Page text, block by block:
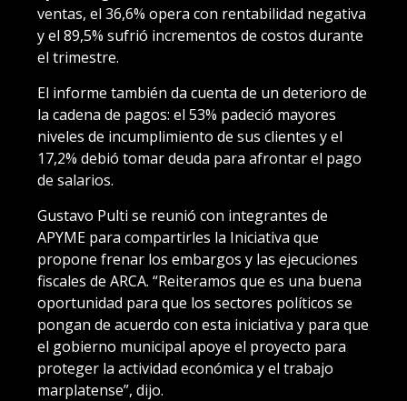
ventas, el 36,6% opera con rentabilidad negativa
y el 89,5% sufrió incrementos de costos durante
el trimestre.
El informe también da cuenta de un deterioro de
la cadena de pagos: el 53% padeció mayores
niveles de incumplimiento de sus clientes y el
17,2% debió tomar deuda para afrontar el pago
de salarios.
Gustavo Pulti se reunió con integrantes de
APYME para compartirles la Iniciativa que
propone frenar los embargos y las ejecuciones
fiscales de ARCA. “Reiteramos que es una buena
oportunidad para que los sectores políticos se
pongan de acuerdo con esta iniciativa y para que
el gobierno municipal apoye el proyecto para
proteger la actividad económica y el trabajo
marplatense”, dijo.